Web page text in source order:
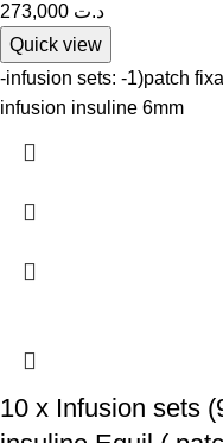
د.ت
Quick view
-infusion sets: -1)patch
infusion insuline 6mm
10 x Infusion sets